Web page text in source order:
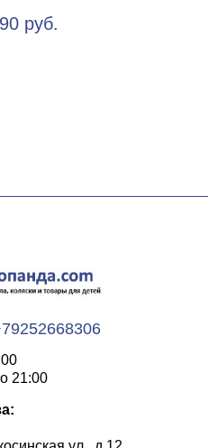
руб.
21:00